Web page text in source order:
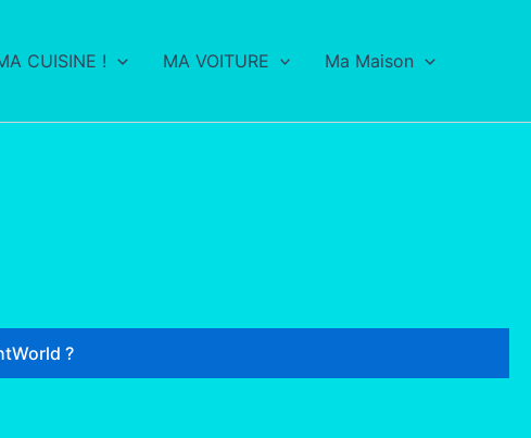
CUISINE ! MA VOITURE Ma Maison
?